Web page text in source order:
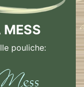
MESS
pouliche: